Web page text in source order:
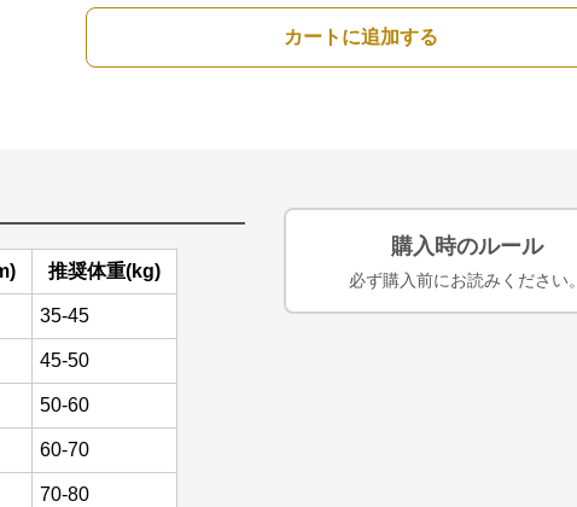
カートに追加する
推奨体重(kg)
35-45
45-50
50-60
60-70
70-80
購入時のルール
必ず購入前にお読みください。